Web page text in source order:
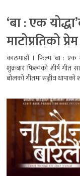
‘बा : एक
माटोप्रतिको प्रेम
काठमाडौं । फिल्म ‘बा : एक
शुक्रबार फिल्मको शीर्ष गीत
बोलको गीतमा सञ्जीव